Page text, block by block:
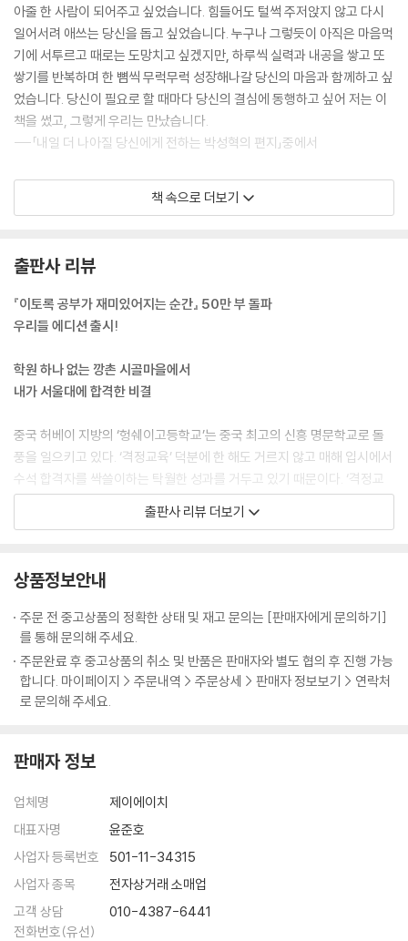
_넘기 힘든 산과 넘지 못할 산은 다르다
_참 좋은 순간을 누려라
Beyond Story 망매지갈(望梅止渴) 이야기
PART 3
마음을 키우는 순간, 공부는 재미있어진다
_라이벌은 공부할 마음을 빨아먹는 뱀파이어다
_60초 안에 불행해지는 방법
Beyond Story 내가 노량진 수산시장에서 배운 것
07 마법 같은 집중을 만드는 키워드 ‘지금, 여기’
_온전한 마음으로 공부하는 법
_두 번째 화살은 맞지 마라
Beyond Story 점괘의 비결
08 공부할 마음 있는 놈들의 7가지 습관
_습관1. 수직으로 꼿꼿하게 앉는다
_습관2. 한 번에 한 가지 일에만 몰입한다
_습관5. 좀처럼 감기에 걸리지 않는다
_습관7. 정신상태를 정리정돈으로 증명한다
Beyond Story 흔들리지 않는 인생을 사는 법
09 오늘 하루는 내 인생을 만드는 재료다
_크로노스인가, 카이로스인가
_결정적 순간, 나에게 힘을 주는 루틴
_루틴2. 효율을 올리는 분석 : 타임시트
_루틴3. 진짜로 집중한 시간 : 스톱워치
Beyond Story “아니, 무슨 그림 한 장이 이렇게 비싸!”
PART 4
마음을 붙잡는 순간, 공부는 재미있어진다
아줄 한 사람이 되어주고 싶었습니다. 힘들어도 털썩 주저앉지 않고 다시
일어서려 애쓰는 당신을 돕고 싶었습니다. 누구나 그렇듯이 아직은 마음먹
기에 서투르고 때로는 도망치고 싶겠지만, 하루씩 실력과 내공을 쌓고 또
쌓기를 반복하며 한 뼘씩 무럭무럭 성장해나갈 당신의 마음과 함께하고 싶
었습니다. 당신이 필요로 할 때마다 당신의 결심에 동행하고 싶어 저는 이
책을 썼고, 그렇게 우리는 만났습니다.
---「내일 더 나아질 당신에게 전하는 박성혁의 편지」중에서
공부……. 하라고는 하는데 저에게는 그저 뜬구름 잡는 소리 같고, 멀게만
느껴지더라고요. 도대체 왜 해야 하는지, 무슨 의미가 있는지도 잘 모르겠
사람마냥 왠지 모를 불안감이 떨쳐지지 않았어요. 내 할 일로부터 도망쳐
숨어 다니는 사람만의 주눅이라고나 할까요. 스스로에게 떳떳하지 못하니
어깨 활짝 펴지 못하고 움츠러들어 있었던 거죠. 멍하니 살았습니다. 무덤
일이든 대강대강, 얼렁뚱땅. 마치 내일이 없는 하루살이처럼 무턱대고 아
무렇게나. 활기차게 인생을 준비해야 할 ‘봄 같은 시기’에 제 인생은 녹슬어
---「열다섯 살, 나는 딱 유치원생 수준이었다」중에서
공부의 재미는 ‘참을성’에서 판가름 나게 되어 있습니다. 내가 잘하게 될 때
까지는 꼼짝없이 지루할 수밖에 없거든요. 하다못해 게임 하나를 시작해도
처음부터 잘하는 사람은 없잖아요. 룰도 제대로 모르고 스킬도 쓸 줄 모르
니 좀처럼 재미를 느낄 수 없는 단계죠. 그래도 꾹 참고 무작정 로그인해 지
떻게 하는 건지도 쳐다보고 하다 보면 나도 모르게 점점 잘하게 돼요. 그러
푹 빠져서 헤어나올 수 없을 만큼.
---「잘하기 전까지는 좀처럼 재미가 없는 법이다」중에서
제가 공부하면서 경험해본 가장 빛나는 순간은 서울대 법대 합격자 발표
때가 아니었습니다. 가장 빛나는 순간은, 공부 잘된 날 하루를 마치고 뿌듯
돌아가던 순간이었습니다. 흥분을 가라앉히고 잠에 들려고 이부자리에서
쳐봐야 100번이 좀 못 됐을 겁니다. 그렇대도 저는 자신 있게 말할 수 있습
니다. 그날들이 제가 살면서 경험해본 모든 순간 중 가장 빛나는 순간이었
---「참 좋은 순간을 누려라」중에서
스톱워치로 공부시간을 재보면 처음에는 누구나 놀랍니다. ‘내가 야자시간
만큼은 그래도 다 공부하고 있겠지’, ‘하루에 학교에 있는 시간만 해도 얼만
책 속으로 더보기
출판사 리뷰
『이토록 공부가 재미있어지는 순간』 50만 부 돌파
우리들 에디션 출시!
학원 하나 없는 깡촌 시골마을에서
내가 서울대에 합격한 비결
중국 허베이 지방의 ‘헝쉐이고등학교’는 중국 최고의 신흥 명문학교로 돌
풍을 일으키고 있다. ‘격정교육’ 덕분에 한 해도 거르지 않고 매해 입시에서
수석 합격자를 싹쓸이하는 탁월한 성과를 거두고 있기 때문이다. ‘격정교
육’의 핵심은 바로 ‘뼛속까지 마음을 다지고, 키우고, 붙잡아두는 일’에 집
중하는 것. 공부하는 일에는 ‘마음’이 가장 우선이고 중요하다는 진실에 대
‘공부하려고 앉았는데, 딴 생각이 나서 집중하기 어려워요.’
‘이번 중간고사를 망쳐 마음이 싱숭생숭하고 공부할 힘도 쭉 빠져요.’
‘도통 공부를 왜 해야 하는지 모르겠고, 공부하고 싶은 마음도 전혀 없어
요.’
생각해보면 우리가 공부에 ‘올인’하지 못하는 이유는 ‘조건’도, ‘머리’도, ‘학
‘마음가짐’을 단련시키는 책은 찾아보기 힘들다. 이 책의 저자는 내 마음 다
수 있다고 말한다. 사방이 논밭으로 둘러싸인 시골마을에서 자라 그 흔한
학원 한 번 다녀본 적이 없지만 ‘마음가짐’ 하나로 서울대 법학과, 연세대
경영학과, 동신대 한의예과에 합격한 저자 자신의 이야기가 이를 뒷받침한
한 방법론’이 없다. 그저 마음을 다지고, 키우고, 붙잡아둘 궁리와 독한 각
오를 뿌리박는 다짐, 꿈과 목표를 좇는 절실함만이 있을 뿐이다.
출판사 리뷰 더보기
상품정보안내
주문 전 중고상품의 정확한 상태 및 재고 문의는 [판매자에게 문의하기]
를 통해 문의해 주세요.
주문완료 후 중고상품의 취소 및 반품은 판매자와 별도 협의 후 진행 가능
합니다. 마이페이지 > 주문내역 > 주문상세 > 판매자 정보보기 > 연락처
로 문의해 주세요.
판매자 정보
업체명
제이에이치
대표자명
윤준호
사업자 등록번호
501-11-34315
사업자 종목
전자상거래 소매업
고객 상담
전화번호(유선)
010-4387-6441